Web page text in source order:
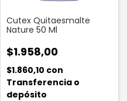
Cutex Quitaesmalte
Nature 50 Ml
$1.958,00
$1.860,10 con
Transferencia o
depósito